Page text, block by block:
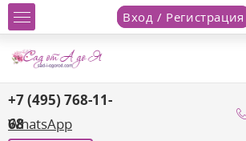
Вход / Регистрация
+7 (495) 768-11-
68
WhatsApp